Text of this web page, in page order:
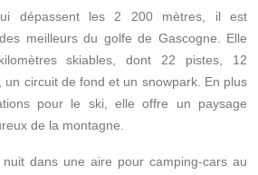
dépassent les 2 200 mètres, il est
meilleurs du golfe de Gascogne. Elle
skiables, dont 22 pistes, 12
un circuit de fond et un snowpark. En plus
pour le ski, elle offre un paysage
de la montagne.
dans une aire pour camping-cars au